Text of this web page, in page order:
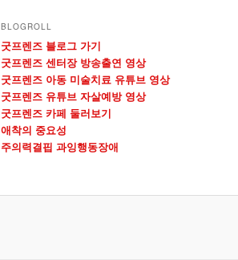
BLOGROLL
굿프렌즈 블로그 가기
굿프렌즈 센터장 방송출연 영상
굿프렌즈 아동 미술치료 유튜브 영상
굿프렌즈 유튜브 자살예방 영상
굿프렌즈 카페 둘러보기
애착의 중요성
주의력결핍 과잉행동장애